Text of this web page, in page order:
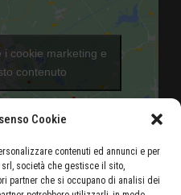
Cookie
contenuti ed annunci e per
società che gestisce il sito,
partner che si occupano di analisi dei
i cookie marketing e
contenuto